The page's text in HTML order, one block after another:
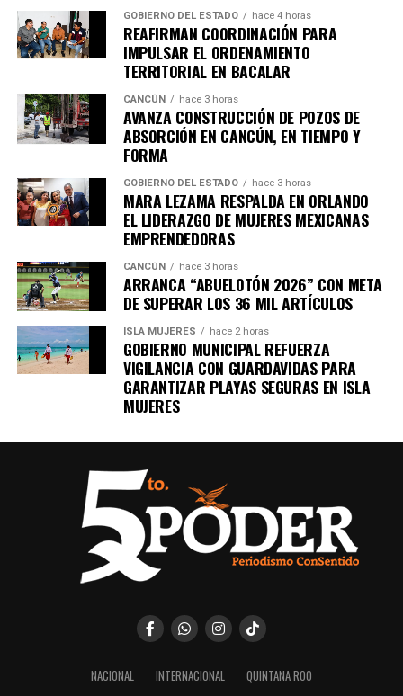
GOBIERNO DEL ESTADO hace 4 horas
REAFIRMAN COORDINACIÓN PARA
IMPULSAR EL ORDENAMIENTO
TERRITORIAL EN BACALAR
CANCÚN hace 3 horas
AVANZA CONSTRUCCIÓN DE POZOS DE
ABSORCIÓN EN CANCÚN, EN TIEMPO Y
FORMA
GOBIERNO DEL ESTADO hace 3 horas
MARA LEZAMA RESPALDA EN ORLANDO
EL LIDERAZGO DE MUJERES MEXICANAS
EMPRENDEDORAS
CANCÚN hace 3 horas
ARRANCA “ABUELOTÓN 2026” CON META
DE SUPERAR LOS 36 MIL ARTÍCULOS
ISLA MUJERES hace 2 horas
GOBIERNO MUNICIPAL REFUERZA
VIGILANCIA CON GUARDAVIDAS PARA
GARANTIZAR PLAYAS SEGURAS EN ISLA
MUJERES
NACIONAL INTERNACIONAL QUINTANA ROO